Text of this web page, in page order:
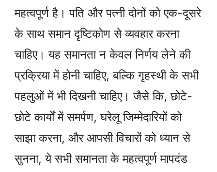
महत्वपूर्ण है। पति और पत्नी दोनों को एक-दूसरे
के साथ समान दृष्टिकोण से व्यवहार करना
चाहिए। यह समानता न केवल निर्णय लेने की
प्रक्रिया में होनी चाहिए, बल्कि गृहस्थी के सभी
पहलुओं में भी दिखनी चाहिए। जैसे कि, छोटे-
छोटे कार्यों में समर्पण, घरेलू जिम्मेदारियों को
साझा करना, और आपसी विचारों को ध्यान से
सुनना, ये सभी समानता के महत्वपूर्ण मापदंड